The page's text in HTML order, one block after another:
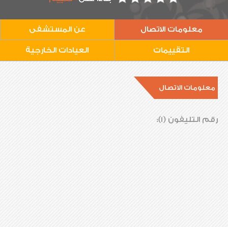
معلومات الاتصال عن المستشفى
التقييمات العيادات الخارجية
معلومات الاتصال
رقم التليفون (1):